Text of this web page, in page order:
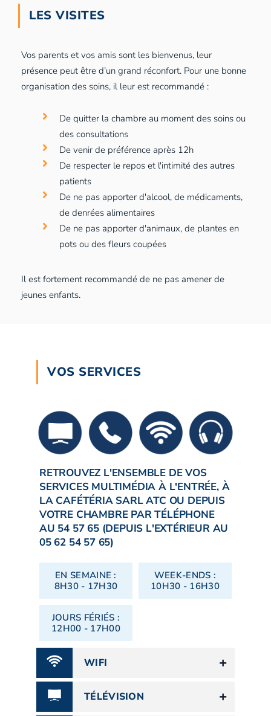
LES VISITES
Vos parents et vos amis sont les bienvenus, leur
présence peut être d’un grand réconfort. Pour une bonne
organisation des soins, il leur est recommandé :
De quitter la chambre au moment des soins ou
des consultations
De venir de préférence après 12h
De respecter le repos et l'intimité des autres
patients
De ne pas apporter d'alcool, de médicaments,
de denrées alimentaires
De ne pas apporter d'animaux, de plantes en
pots ou des fleurs coupées
Il est fortement recommandé de ne pas amener de
jeunes enfants.
VOS SERVICES
RETROUVEZ L'ENSEMBLE DE VOS
SERVICES MULTIMÉDIA À L'ENTRÉE, À
LA CAFÉTÉRIA SARL ATC OU DEPUIS
VOTRE CHAMBRE PAR TÉLÉPHONE
AU 54 57 65 (DEPUIS L'EXTÉRIEUR AU
05 62 54 57 65)
EN SEMAINE :
8H30 - 17H30
WEEK-ENDS :
10H30 - 16H30
JOURS FÉRIÉS :
12H00 - 17H00
WIFI
TÉLÉVISION